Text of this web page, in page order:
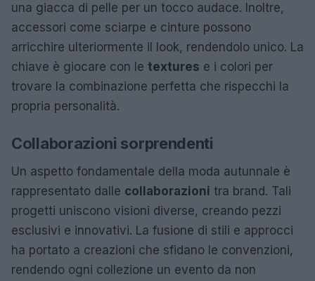
una giacca di pelle per un tocco audace. Inoltre,
accessori come sciarpe e cinture possono
arricchire ulteriormente il look, rendendolo unico. La
chiave è giocare con le textures e i colori per
trovare la combinazione perfetta che rispecchi la
propria personalità.
Collaborazioni sorprendenti
Un aspetto fondamentale della moda autunnale è
rappresentato dalle collaborazioni tra brand. Tali
progetti uniscono visioni diverse, creando pezzi
esclusivi e innovativi. La fusione di stili e approcci
ha portato a creazioni che sfidano le convenzioni,
rendendo ogni collezione un evento da non